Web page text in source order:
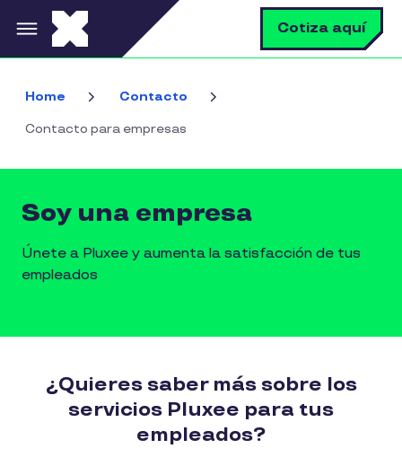
Pasar al contenido principal Cotiza aquí
Home Contacto
Contacto para empresas
Soy una empresa
Únete a Pluxee y aumenta la satisfacción de tus
empleados
¿Quieres saber más sobre los
servicios Pluxee para tus
empleados?